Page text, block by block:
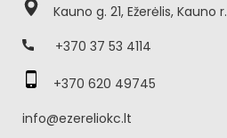
Kauno g. 21, Ežerėlis, Kauno r.
+370 37 53 4114
+370 620 49745
info@ezereliokc.lt